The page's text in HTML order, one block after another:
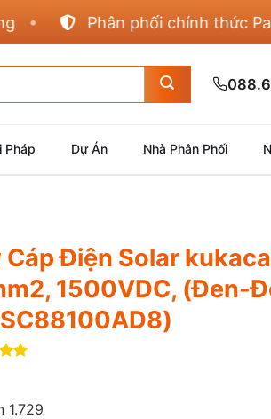
Phân phối chính thức
Pháp Dự Án Nhà Phân Phối
Cáp Điện Solar
1500VDC, (Đen-
1.729